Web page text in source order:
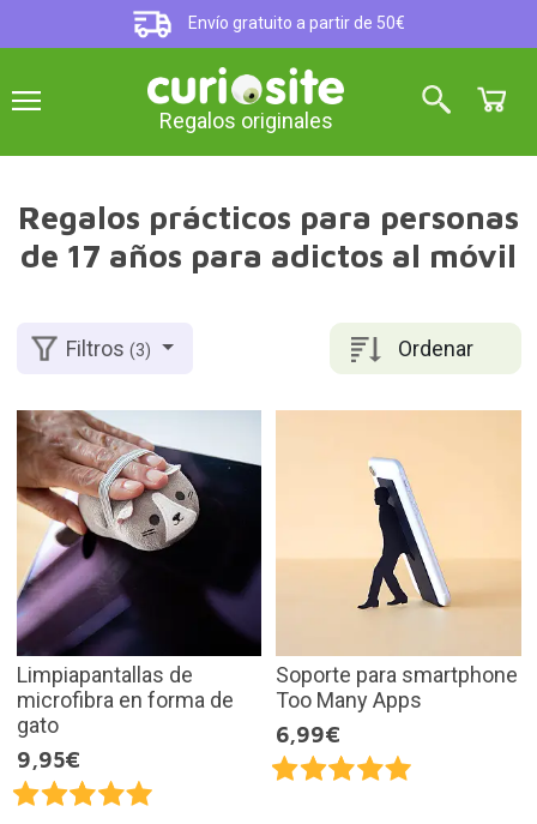
Envío gratuito a partir de 50€
Regalos originales
Regalos prácticos para personas
de 17 años para adictos al móvil
Ordenar
Filtros(3)
Limpiapantallas de
microfibra en forma de
gato
9,95€
Soporte para smartphone
Too Many Apps
6,99€